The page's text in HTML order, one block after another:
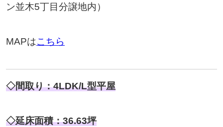
ン並木5丁目分譲地内）
MAPはこちら
◇間取り：4LDK/L型平屋
◇延床面積：36.63坪